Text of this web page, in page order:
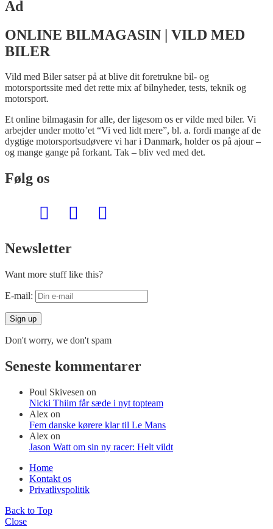
Ad
ONLINE BILMAGASIN | VILD MED
BILER
Vild med Biler satser på at blive dit foretrukne bil- og
motorsportssite med det rette mix af bilnyheder, tests, teknik og
motorsport.
Et online bilmagasin for alle, der ligesom os er vilde med biler. Vi
arbejder under motto’et “Vi ved lidt mere”, bl. a. fordi mange af de
dygtige motorsportsudøvere vi har i Danmark, holder os på ajour –
og mange gange på forkant. Tak – bliv ved med det.
Følg os
Newsletter
Want more stuff like this?
E-mail:
Don't worry, we don't spam
Seneste kommentarer
Poul Skivesen on
Nicki Thiim får sæde i nyt topteam
Alex on
Fem danske kørere klar til Le Mans
Alex on
Jason Watt om sin ny racer: Helt vildt
Home
Kontakt os
Privatlivspolitik
Back to Top
Close